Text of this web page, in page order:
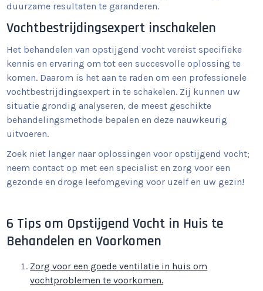
duurzame resultaten te garanderen.
Vochtbestrijdingsexpert inschakelen
Het behandelen van opstijgend vocht vereist specifieke
kennis en ervaring om tot een succesvolle oplossing te
komen. Daarom is het aan te raden om een professionele
vochtbestrijdingsexpert in te schakelen. Zij kunnen uw
situatie grondig analyseren, de meest geschikte
behandelingsmethode bepalen en deze nauwkeurig
uitvoeren.
Zoek niet langer naar oplossingen voor opstijgend vocht;
neem contact op met een specialist en zorg voor een
gezonde en droge leefomgeving voor uzelf en uw gezin!
6 Tips om Opstijgend Vocht in Huis te
Behandelen en Voorkomen
Zorg voor een goede ventilatie in huis om
vochtproblemen te voorkomen.